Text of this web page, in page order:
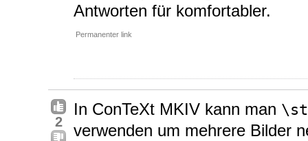
Antworten für komfortabler.
Permanenter link
2
In ConTeXt MKIV kann man
verwenden um mehrere Bilder